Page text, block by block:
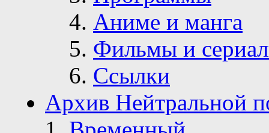
Аниме и манга
Фильмы и
Ссылки
Архив Нейтральной